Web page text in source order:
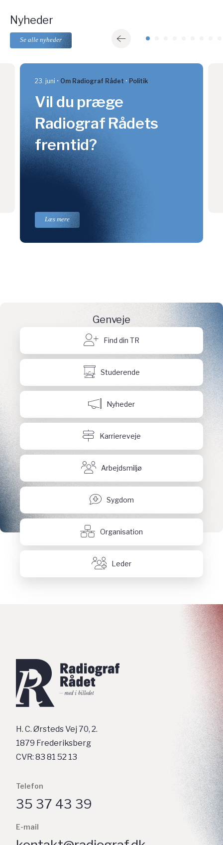
Nyheder
Se alle nyheder
23. juni Om Radiograf Rådet Politik
Vil du præge
Radiograf Rådets
fremtid?
Læs mere
Genveje
Find din TR
Studerende
Nyheder
Karriereveje
Arbejdsmiljø
Sygdom
Organisation
Leder
H. C. Ørsteds Vej 70, 2.
1879 Frederiksberg
CVR: 83 81 52 13
Telefon
35 37 43 39
E-mail